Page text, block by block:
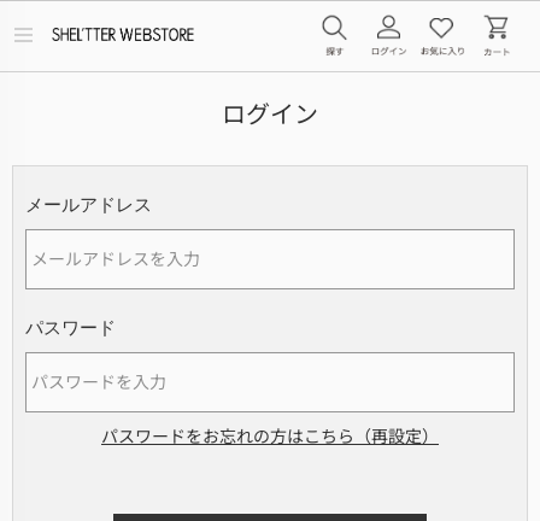
メ
ログイン
メールアドレス
パスワード
パスワードをお忘れの方はこちら（再設定）